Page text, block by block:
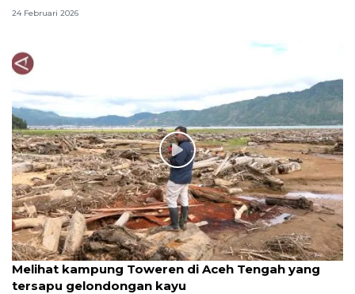
24 Februari 2026
Melihat kampung Toweren di Aceh Tengah yang
tersapu gelondongan kayu